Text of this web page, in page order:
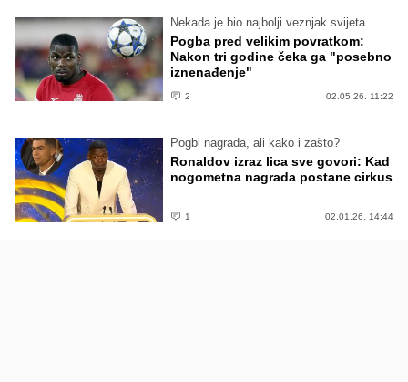
Nekada je bio najbolji veznjak svijeta
Pogba pred velikim povratkom:
Nakon tri godine čeka ga "posebno
iznenađenje"
2 02.05.26. 11:22
Pogbi nagrada, ali kako i zašto?
Ronaldov izraz lica sve govori: Kad
nogometna nagrada postane cirkus
1 02.01.26. 14:44